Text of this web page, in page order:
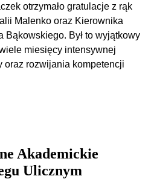
otrzymało gratulacje z rąk
Malenko oraz Kierownika
Bąkowskiego. Był to wyjątkowy
miesięcy intensywnej
oraz rozwijania kompetencji
Akademickie
Ulicznym